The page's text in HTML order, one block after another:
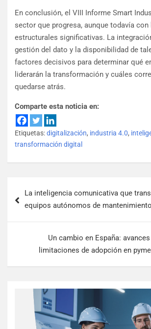
En conclusión, el VIII Informe Smart
sector que progresa, aunque todavía con
estructurales significativas. La
gestión del dato y la disponibilidad de
factores decisivos para determinar qué
liderarán la transformación y cuáles
quedarse atrás.
Comparte esta noticia en:
Etiquetas:digitalización, industria 4.0,
transformación digital
La inteligencia comunicativa que
equipos autónomos de
Un cambio en España:
limitaciones de adopción en